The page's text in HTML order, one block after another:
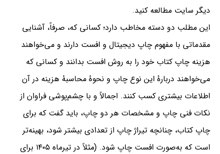
دیگر سایت مطالعه کنید.
این مطلب دو دسته مخاطب دارد؛ کسانی که، صرفاً، آشنایی
مقدماتی با مفهوم چاپ دیجیتال و افست دارند و می‌خواهند
هزینه چاپ کتاب خود را به روش افست بدانند و کسانی که
می‌خواهند دربارهٔ این نوع چاپ و نحوهٔ محاسبهٔ هزینه در آن
اطلاعات بیشتری کسب کنند. اجمالاً و با چشم‌پوشی فراوان از
نکات فنی چاپ و مشخصات هر دو چاپ، باید گفت که برای
چاپ کتاب، چنانچه تیراژ چاپ از تعدادی بیشتر شود، بهینه‌تر
است که به‌صورت افست چاپ شود. (مثلاً در تیرماه ۱۴۰۵ برای